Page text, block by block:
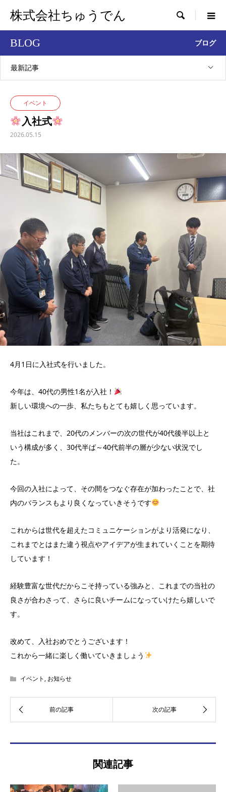
株式会社ちゅうでん 
BLOG ブログ
最新記事
イベント
入社式
2026.05.15
4月1日に入社式を行いました。
今年は、40代の男性1名が入社！
新しい環境への一歩、私たちもとても嬉しく思っています。
当社はこれまで、20代のメンバーの次の世代が40代後半以上と
いう構成が多く、30代半ば～40代前半の層が少ない状況でし
た。
今回の入社によって、その間をつなぐ存在が加わったことで、社
内のバランスもより良くなっていきそうです
これからは世代を超えたコミュニケーションがより活発になり、
これまでとはまた違う視点やアイデアが生まれていくことを期待
しています！
経験豊富な世代だからこそ持っている強みと、これまでの当社の
良さが合わさって、さらに良いチームになっていけたら嬉しいで
す。
改めて、入社おめでとうございます！
これから一緒に楽しく働いていきましょう
イベント , お知らせ
関連記事